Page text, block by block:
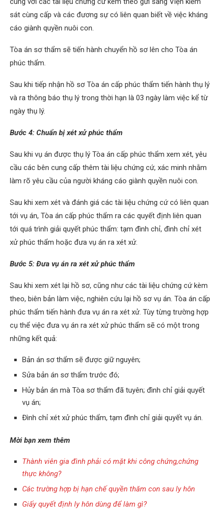
sát cùng cấp và các đương sự có liên quan biết về việc kháng
cáo giành quyền nuôi con.
Tòa án sơ thẩm sẽ tiến hành chuyển hồ sơ lên cho Tòa án
phúc thẩm.
Sau khi tiếp nhận hồ sơ Tòa án cấp phúc thẩm tiến hành thụ lý
và ra thông báo thụ lý trong thời hạn là 03 ngày làm việc kể từ
ngày thụ lý.
Bước 4: Chuẩn bị xét xử phúc thẩm
Sau khi vụ án được thụ lý Tòa án cấp phúc thẩm xem xét, yêu
cầu các bên cung cấp thêm tài liệu chứng cứ, xác minh nhằm
làm rõ yêu cầu của người kháng cáo giành quyền nuôi con.
Sau khi xem xét và đánh giá các tài liệu chứng cứ có liên quan
tới vụ án, Tòa án cấp phúc thẩm ra các quyết định liên quan
tới quá trình giải quyết phúc thẩm: tạm đình chỉ, đình chỉ xét
xử phúc thẩm hoặc đưa vụ án ra xét xử.
Bước 5: Đưa vụ án ra xét xử phúc thẩm
Sau khi xem xét lại hồ sơ, cũng như các tài liệu chứng cứ kèm
theo, biên bản làm việc, nghiên cứu lại hồ sơ vụ án. Tòa án cấp
phúc thẩm tiến hành đưa vụ án ra xét xử. Tùy từng trường hợp
cụ thể việc đưa vụ án ra xét xử phúc thẩm sẽ có một trong
những kết quả:
Bản án sơ thẩm sẽ được giữ nguyên;
Sửa bản án sơ thẩm trước đó;
Hủy bản án mà Tòa sơ thẩm đã tuyên; đình chỉ giải quyết
vụ án;
Đình chỉ xét xử phúc thẩm, tạm đình chỉ giải quyết vụ án.
Mời bạn xem thêm
Thành viên gia đình phải có mặt khi công chứng,chứng
thực không?
Các trường hợp bị hạn chế quyền thăm con sau ly hôn
Giấy quyết định ly hôn dùng để làm gì?